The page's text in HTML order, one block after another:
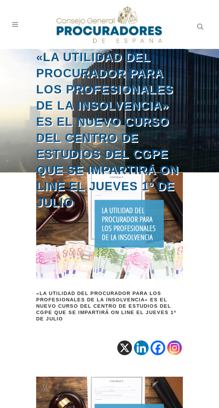
«LA UTILIDAD DEL
PROCURADOR PARA
LOS PROFESIONALES
DE LA INSOLVENCIA»
ES EL NUEVO CURSO
DEL CENTRO DE
ESTUDIOS DEL CGPE
QUE SE IMPARTIRÁ ON
LINE EL JUEVES 1º DE
JULIO
«LA UTILIDAD DEL PROCURADOR PARA LOS
PROFESIONALES DE LA INSOLVENCIA» ES EL
NUEVO CURSO DEL CENTRO DE ESTUDIOS DEL
CGPE QUE SE IMPARTIRÁ ON LINE EL JUEVES 1º
DE JULIO